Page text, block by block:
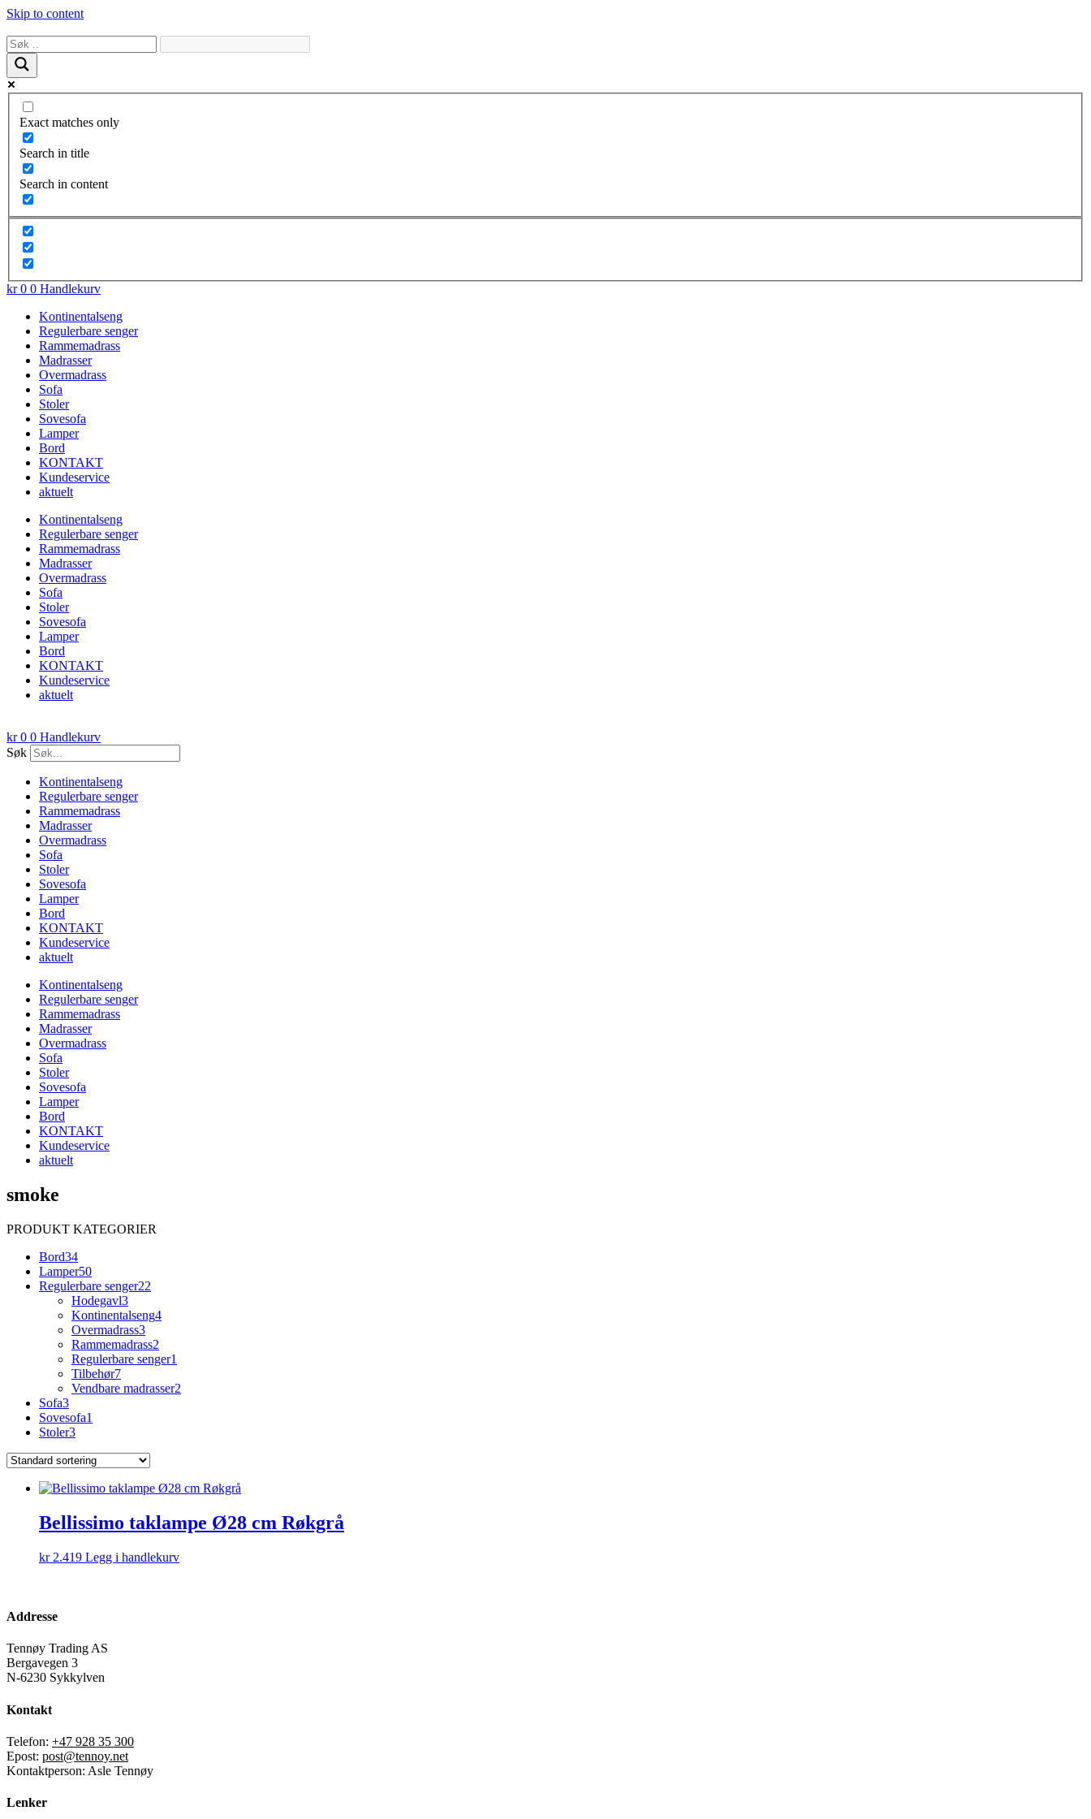
Skip to content
Exact matches only
Search in title
Search in content
kr0 0 Handlekurv
Kontinentalseng
Regulerbare senger
Rammemadrass
Madrasser
Overmadrass
Sofa
Stoler
Sovesofa
Lamper
Bord
KONTAKT
Kundeservice
aktuelt
Kontinentalseng
Regulerbare senger
Rammemadrass
Madrasser
Overmadrass
Sofa
Stoler
Sovesofa
Lamper
Bord
KONTAKT
Kundeservice
aktuelt
kr0 0 Handlekurv
Søk
Kontinentalseng
Regulerbare senger
Rammemadrass
Madrasser
Overmadrass
Sofa
Stoler
Sovesofa
Lamper
Bord
KONTAKT
Kundeservice
aktuelt
Kontinentalseng
Regulerbare senger
Rammemadrass
Madrasser
Overmadrass
Sofa
Stoler
Sovesofa
Lamper
Bord
KONTAKT
Kundeservice
aktuelt
smoke
PRODUKT KATEGORIER
Bord34
Lamper50
Regulerbare senger22
Hodegavl3
Kontinentalseng4
Overmadrass3
Rammemadrass2
Regulerbare senger1
Tilbehør7
Vendbare madrasser2
Sofa3
Sovesofa1
Stoler3
Bellissimo taklampe Ø28 cm Røkgrå
kr2.419 Legg i handlekurv
Addresse
Tennøy Trading AS
Bergavegen 3
N-6230 Sykkylven
Kontakt
Telefon: +47 928 35 300
Epost: post@tennoy.net
Kontaktperson: Asle Tennøy
Lenker